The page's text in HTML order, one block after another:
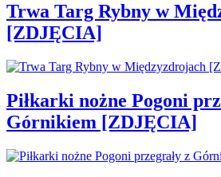
Trwa Targ Rybny w
[ZDJĘCIA]
Piłkarki nożne Pogoni
Górnikiem [ZDJĘCIA]